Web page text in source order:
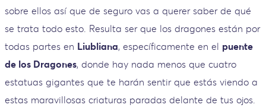
sobre ellos así que de seguro vas a querer saber de qué
se trata todo esto. Resulta ser que los dragones están por
todas partes en Liubliana, específicamente en el puente
de los Dragones, donde hay nada menos que cuatro
estatuas gigantes que te harán sentir que estás viendo a
estas maravillosas criaturas paradas delante de tus ojos.